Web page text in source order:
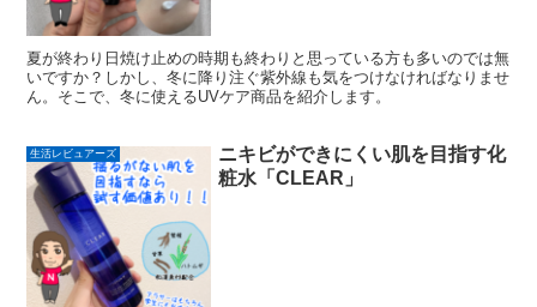
夏が終わり日焼け止めの時期も終わりと思っている方も多いのでは無
いですか？しかし、冬に降り注ぐ紫外線も気をつけなければなりませ
ん。そこで、冬に使えるUVケア商品を紹介します。
生活レビュアーズ
ニキビができにくい肌を目指す化
粧水「CLEAR」